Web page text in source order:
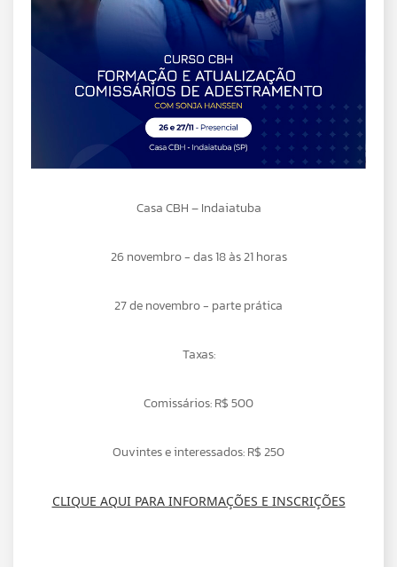
Casa CBH– Indaiatuba
26 novembro - das 18às 21 horas
27 de novembro - parte prática
Taxas:
Comissários: R$ 500
Ouvintes e interessados: R$ 250
CLIQUE AQUI PARA INFORMAÇÕES E INSCRIÇÕES